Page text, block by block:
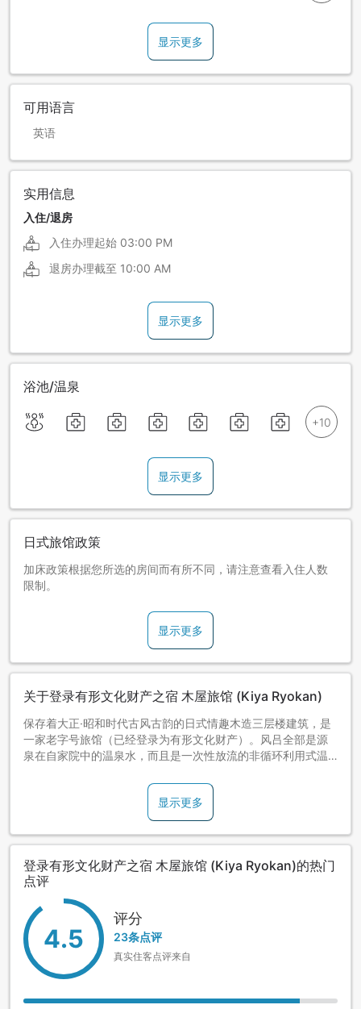
显示更多
可用语言
英语
实用信息
入住/退房
入住办理起始 03:00 PM
退房办理截至 10:00 AM
显示更多
浴池/温泉
显示更多
日式旅馆政策
加床政策根据您所选的房间而有所不同，请注意查看入住人数
限制。
显示更多
关于登录有形文化财产之宿 木屋旅馆 (Kiya Ryokan)
保存着大正·昭和时代古风古韵的日式情趣木造三层楼建筑，是
一家老字号旅馆（已经登录为有形文化财产）。风吕全部是源
泉在自家院中的温泉水，而且是一次性放流的非循环利用式温
显示更多
登录有形文化财产之宿 木屋旅馆 (Kiya Ryokan)的热门
点评
4.5
评分
23条点评
真实住客点评来自